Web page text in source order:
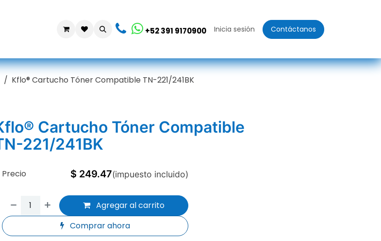
+52 391 9170900 Inicia sesión Contáctanos
Kflo® Cartucho Tóner Compatible TN-221/241BK
Cartucho Tóner Compatible
221/241BK
Agregar al carrito
Comprar ahora
Precio $ 249.47(impuesto incluido)